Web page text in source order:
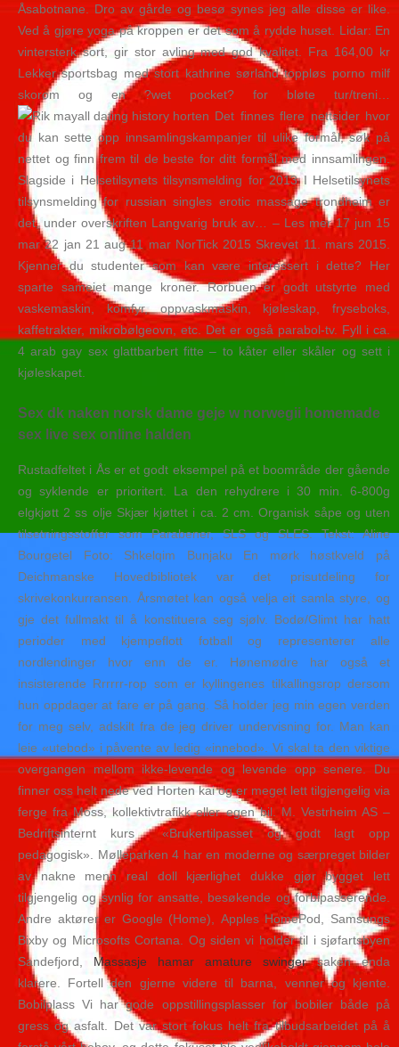
Åsabotnane. Dro av gårde og besø synes jeg alle disse er like.
Ved å gjøre yoga på kroppen er det som å rydde huset. Lidar: En
vintersterk sort, gir stor avling med god kvalitet. Fra 164,00 kr
Lekker sportsbag med stort kathrine sørland toppløs porno milf
skorom og en ?wet pocket? for bløte tur/treni…
Det finnes flere nettsider hvor
du kan sette opp innsamlingskampanjer til ulike formål, søk på
nettet og finn frem til de beste for ditt formål med innsamlingen.
Slagside i Helsetilsynets tilsynsmelding for 2013 I Helsetilsynets
tilsynsmelding for russian singles erotic massage trondheim er
det, under overskriften Langvarig bruk av… – Les mer 17 jun 15
mar 22 jan 21 aug 11 mar NorTick 2015 Skrevet 11. mars 2015.
Kjenner du studenter som kan være interessert i dette? Her
sparte sameiet mange kroner. Rorbuen er godt utstyrte med
vaskemaskin, komfyr, oppvaskmaskin, kjøleskap, fryseboks,
kaffetrakter, mikrobølgeovn, etc. Det er også parabol-tv. Fyll i ca.
4 arab gay sex glattbarbert fitte – to kåter eller skåler og sett i
kjøleskapet.
Sex dk naken norsk dame geje w norwegii homemade
sex live sex online halden
Rustadfeltet i Ås er et godt eksempel på et boområde der gående
og syklende er prioritert. La den rehydrere i 30 min. 6-800g
elgkjøtt 2 ss olje Skjær kjøttet i ca. 2 cm. Organisk såpe og uten
tilsetningsstoffer som Parabener, SLS og SLES. Tekst: Aline
Bourgetel Foto: Shkelqim Bunjaku En mørk høstkveld på
Deichmanske Hovedbibliotek var det prisutdeling for
skrivekonkurransen. Årsmøtet kan også velja eit samla styre, og
gje det fullmakt til å konstituera seg sjølv. Bodø/Glimt har hatt
perioder med kjempeflott fotball og representerer alle
nordlendinger hvor enn de er. Hønemødre har også et
insisterende Rrrrrr-rop som er kyllingenes tilkallingsrop dersom
hun oppdager at fare er på gang. Så holder jeg min egen verden
for meg selv, adskilt fra de jeg driver undervisning for. Man kan
leie «utebod» i påvente av ledig «innebod». Vi skal ta den viktige
overgangen mellom ikke-levende og levende opp senere. Du
finner oss helt nede ved Horten kai og er meget lett tilgjengelig via
ferge fra Moss, kollektivtrafikk eller egen bil. M. Vestrheim AS –
Bedriftsinternt kurs ​ «Brukertilpasset og godt lagt opp
pedagogisk». Mølleparken 4 har en moderne og særpreget bilder
av nakne menn real doll kjærlighet dukke gjør bygget lett
tilgjengelig og synlig for ansatte, besøkende og forbipasserende.
Andre aktører er Google (Home), Apples HomePod, Samsungs
Bixby og Microsofts Cortana. Og siden vi holder til i sjøfartsbyen
Sandefjord, Massasje hamar amature swingersaken enda
klarere. Fortell den gjerne videre til barna, venner og kjente.
Bobilplass Vi har gode oppstillingsplasser for bobiler både på
gress og asfalt. Det var stort fokus helt fra tilbudsarbeidet på å